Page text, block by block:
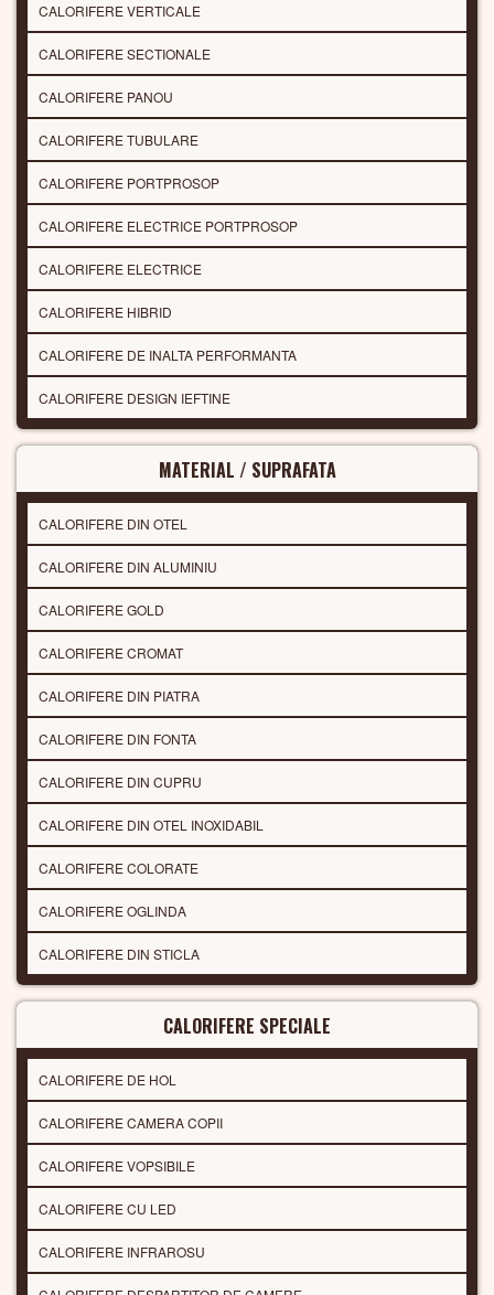
CALORIFERE VERTICALE
CALORIFERE SECTIONALE
CALORIFERE PANOU
CALORIFERE TUBULARE
CALORIFERE PORTPROSOP
CALORIFERE ELECTRICE PORTPROSOP
CALORIFERE ELECTRICE
CALORIFERE HIBRID
CALORIFERE DE INALTA PERFORMANTA
CALORIFERE DESIGN IEFTINE
MATERIAL / SUPRAFATA
CALORIFERE DIN OTEL
CALORIFERE DIN ALUMINIU
CALORIFERE GOLD
CALORIFERE CROMAT
CALORIFERE DIN PIATRA
CALORIFERE DIN FONTA
CALORIFERE DIN CUPRU
CALORIFERE DIN OTEL INOXIDABIL
CALORIFERE COLORATE
CALORIFERE OGLINDA
CALORIFERE DIN STICLA
CALORIFERE SPECIALE
CALORIFERE DE HOL
CALORIFERE CAMERA COPII
CALORIFERE VOPSIBILE
CALORIFERE CU LED
CALORIFERE INFRAROSU